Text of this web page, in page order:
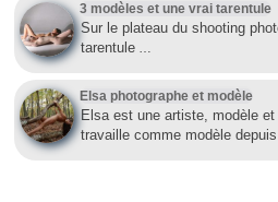
3 modèles et une vrai tarentule
Sur le plateau du shooting
tarentule…
Elsa photographe et modèle
Elsa est une artiste, modèle
travaille comme modèle depuis